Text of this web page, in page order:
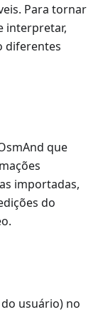
Para tornar
interpretar,
diferentes
que
importadas,
do
usuário) no